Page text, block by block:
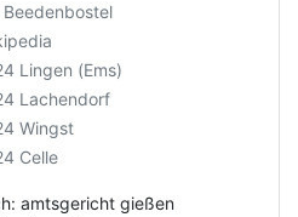
Lingen (Ems)
Lachendorf
Wingst
Celle
amtsgericht gießen